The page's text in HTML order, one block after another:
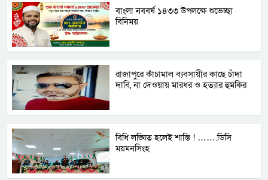
বাংলা নববর্ষ ১৪৩৩ উপলক্ষে শুভেচ্ছা
বিনিময়
রাজাপুরে কাঁচামাল ব্যবসায়ীর কাছে চাঁদা
দাবি, না দেওয়ায় মারধর ও হত্যার হুমকির
বিধি লঙ্ঘিত হলেই শাস্তি ! …….ডিসি
ময়মনসিংহ